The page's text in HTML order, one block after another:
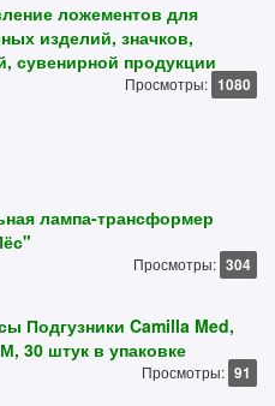
ложементов для
изделий, значков,
сувенирной продукции
Просмотры: 1080
лампа-трансформер
Просмотры: 304
Подгузники Camilla Med,
30 штук в упаковке
Просмотры: 91